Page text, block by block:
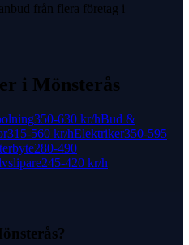
från flera företag i
i Mönsterås
350-630 kr/hBud &
315-560 kr/hElektriker350-595
280-490
245-420 kr/h